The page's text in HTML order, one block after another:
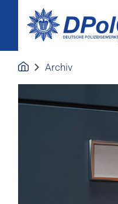
Archiv